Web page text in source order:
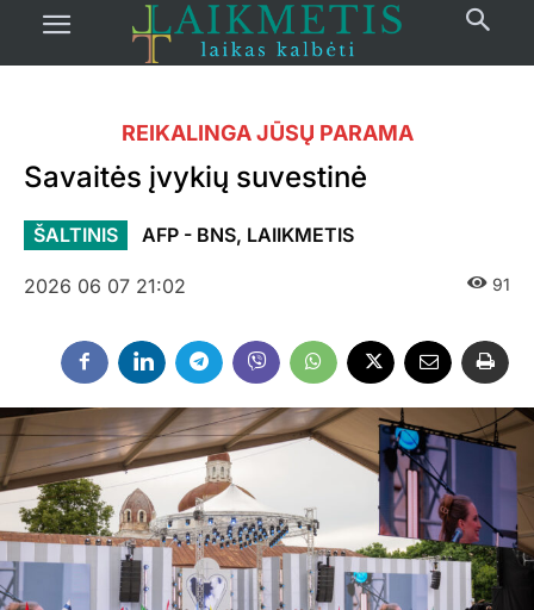
REIKALINGA JŪSŲ PARAMA
Savaitės įvykių suvestinė
ŠALTINIS AFP - BNS, LAIIKMETIS
2026 06 07 21:02 91